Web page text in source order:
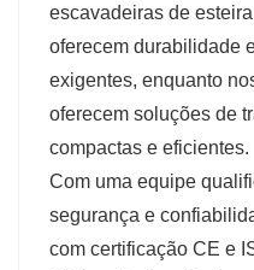
escavadeiras de
oferecem durabilidade
exigentes, enquanto
oferecem soluções de
compactas e eficientes.
Com uma equipe
segurança e
com certificação CE e